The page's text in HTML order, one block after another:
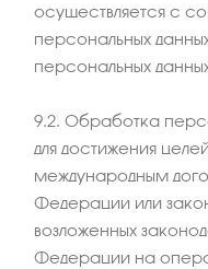
осуществляется с
персональных
персональных
9.2. Обработка
для достижения
международным
Федерации или
возложенных
Федерации на